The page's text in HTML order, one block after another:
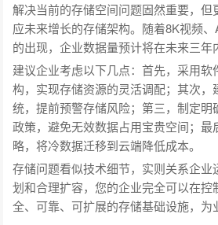
解决当前的存储空间问题固然重要，
应未来增长的存储架构。随着8K视频
的出现，企业数据量预计将在未来三年
建议企业考虑以下几点：首先，采用软
构，实现存储资源的灵活调配；其次，
统，提前预警存储风险；第三，制定明
政策，避免无效数据占用宝贵空间；最
略，将冷数据迁移到云端降低成本。
存储问题看似技术细节，实则关系企
划和合理扩容，您的企业完全可以在控
全、可靠、可扩展的存储基础设施，为